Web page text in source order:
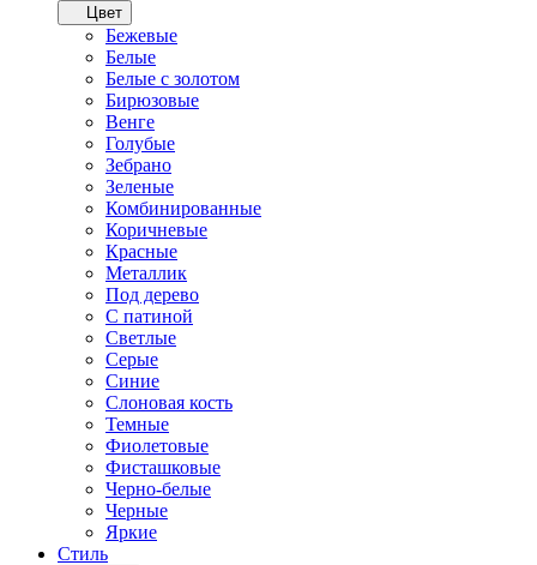
Цвет
Бежевые
Белые
Белые с золотом
Бирюзовые
Венге
Голубые
Зебрано
Зеленые
Комбинированные
Коричневые
Красные
Металлик
Под дерево
С патиной
Светлые
Серые
Синие
Слоновая кость
Темные
Фиолетовые
Фисташковые
Черно-белые
Черные
Яркие
Стиль